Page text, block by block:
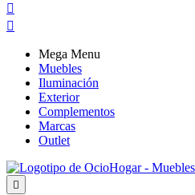


Mega Menu
Muebles
Iluminación
Exterior
Complementos
Marcas
Outlet
